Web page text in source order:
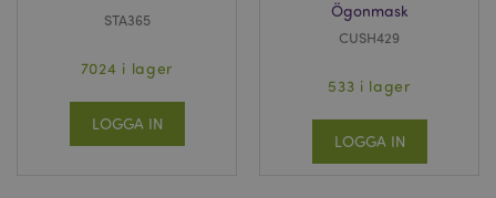
STA365
7024 i lager
LOGGA IN
Ögonmask
CUSH429
533 i lager
LOGGA IN